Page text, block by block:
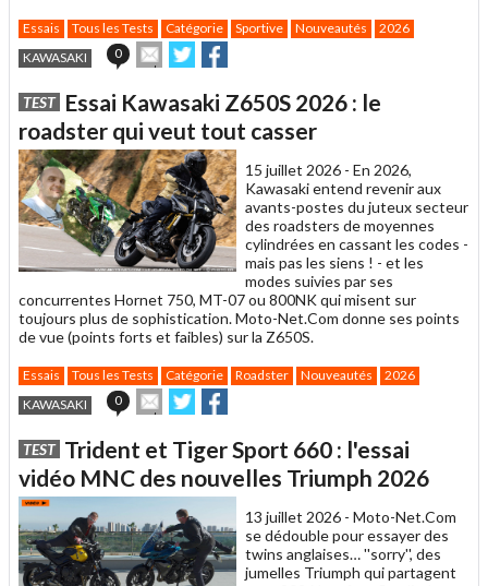
Essais Tous les Tests Catégorie Sportive Nouveautés
2026
KAWASAKI
0
Envoyer
cet
à
un
ami
Partager
sur sur
TEST Essai Kawasaki Z650S 2026 : le
roadster qui veut tout casser
15 juillet 2026 - En 2026,
Kawasaki entend revenir aux
avants-postes du juteux secteur
des roadsters de moyennes
cylindrées en cassant les codes -
mais pas les siens ! - et les
modes suivies par ses
concurrentes Hornet 750, MT-07 ou 800NK qui misent sur
toujours plus de sophistication. Moto-Net.Com donne ses points
de vue (points forts et faibles) sur la Z650S.
Essais Tous les Tests Catégorie Roadster Nouveautés
2026
KAWASAKI
0
Envoyer
cet
à
un
ami
Partager
sur sur
TEST Trident et Tiger Sport 660 : l'essai
vidéo MNC des nouvelles Triumph 2026
13 juillet 2026 - Moto-Net.Com
se dédouble pour essayer des
twins anglaises… ''sorry'', des
jumelles Triumph qui partagent